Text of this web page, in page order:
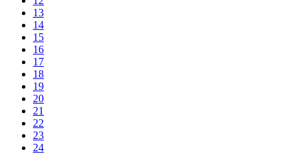
13
14
15
16
17
18
19
20
21
22
23
24